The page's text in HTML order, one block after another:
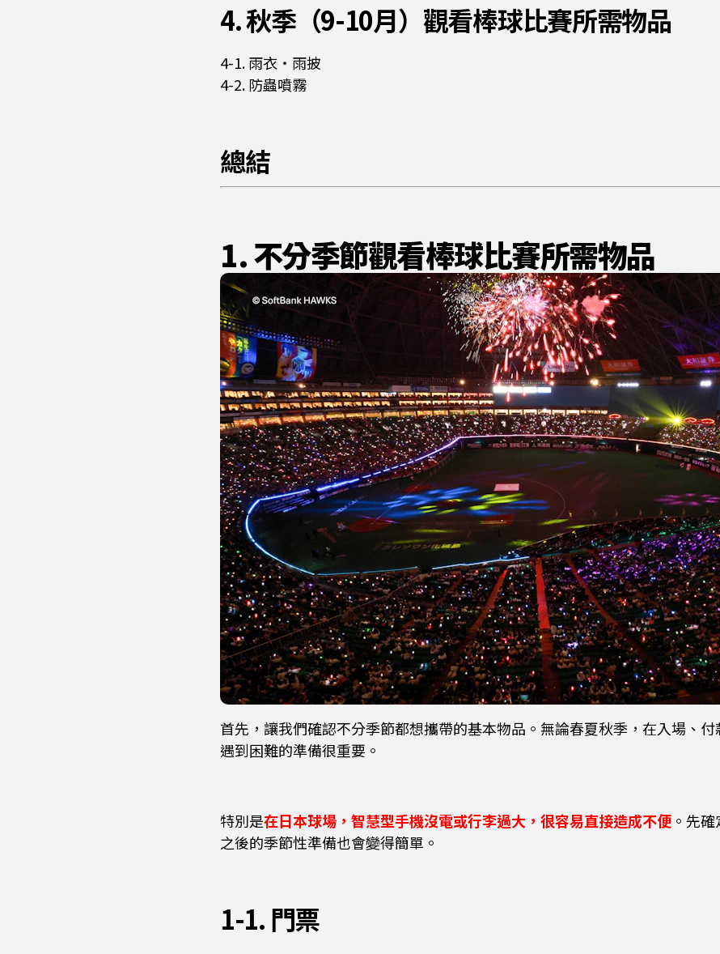
4. 秋季（9-10月）觀看棒球比賽所需物品
4-1. 雨衣・雨披
4-2. 防蟲噴霧
總結
1. 不分季節觀看棒球比賽所需物品
首先，讓我們確認不分季節都想攜帶的基本物品。無論春夏秋季，在入場、
遇到困難的準備很重要。
特別是在日本球場，智慧型手機沒電或行李過大，很容易直接造成不便 。先
之後的季節性準備也會變得簡單。
1-1. 門票